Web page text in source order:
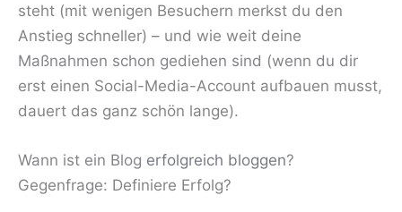
steht (mit wenigen Besuchern merkst du den
Anstieg schneller) – und wie weit deine
Maßnahmen schon gediehen sind (wenn du dir
erst einen Social-Media-Account aufbauen musst,
dauert das ganz schön lange).
Wann ist ein Blog erfolgreich bloggen?
Gegenfrage: Definiere Erfolg?